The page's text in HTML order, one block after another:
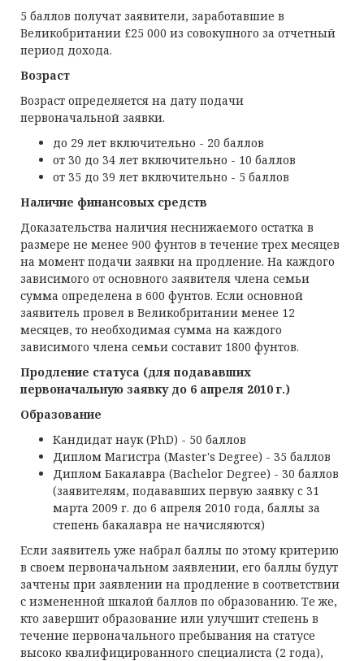
5 баллов получат заявители, заработавшие в
Великобритании £25 000 из совокупного за отчетный
период дохода.
Возраст
Возраст определяется на дату подачи
первоначальной заявки.
до 29 лет включительно - 20 баллов
от 30 до 34 лет включительно - 10 баллов
от 35 до 39 лет включительно - 5 баллов
Наличие финансовых средств
Доказательства наличия неснижаемого остатка в
размере не менее 900 фунтов в течение трех месяцев
на момент подачи заявки на продление. На каждого
зависимого от основного заявителя члена семьи
сумма определена в 600 фунтов. Если основной
заявитель провел в Великобритании менее 12
месяцев, то необходимая сумма на каждого
зависимого члена семьи составит 1800 фунтов.
Продление статуса (для подававших
первоначальную заявку до 6 апреля 2010 г.)
Образование
Кандидат наук (PhD) - 50 баллов
Диплом Магистра (Master's Degree) - 35 баллов
Диплом Бакалавра (Bachelor Degree) - 30 баллов
(заявителям, подававших первую заявку c 31
марта 2009 г. до 6 апреля 2010 года, баллы за
степень бакалавра не начисляются)
Если заявитель уже набрал баллы по этому критерию
в своем первоначальном заявлении, его баллы будут
зачтены при заявлении на продление в соответствии
с измененной шкалой баллов по образованию. Те же,
кто завершит образование или улучшит степень в
течение первоначального пребывания на статусе
высоко квалифицированного специалиста (2 года),